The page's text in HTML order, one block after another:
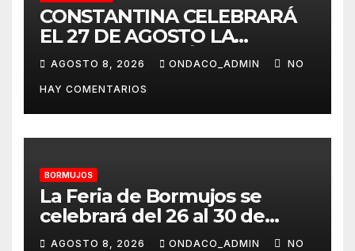
CONSTANTINA CELEBRARÁ
EL 27 DE AGOSTO LA
TERCERA EDICIÓN DE SU
CERTAMEN TAURINO
ALAMBIQUE DE PLATA»
AGOSTO 8, 2026 ONDACO_ADMIN NO
HAY COMENTARIOS
BORMUJOS
La Feria de Bormujos se
celebrará del 26 al 30 de
agosto
AGOSTO 8, 2026 ONDACO_ADMIN NO